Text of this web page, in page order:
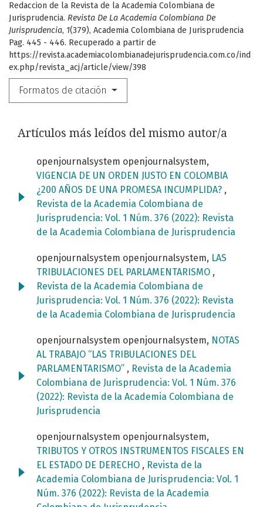
Redaccion de la Revista de la Academia Colombiana de
Jurisprudencia. Revista De La Academia Colombiana De
Jurisprudencia, 1(379), Academia Colombiana de Jurisprudencia
Pag. 445 - 446. Recuperado a partir de
https://revista.academiacolombianadejurisprudencia.com.co/ind
ex.php/revista_acj/article/view/398
Formatos de citación
Artículos más leídos del mismo autor/a
openjournalsystem openjournalsystem,
VIGENCIA DE UN ORDEN JUSTO EN COLOMBIA
¿200 AÑOS DE UNA PROMESA INCUMPLIDA? ,
Revista de la Academia Colombiana de
Jurisprudencia: Vol. 1 Núm. 376 (2022): Revista
de la Academia Colombiana de Jurisprudencia
openjournalsystem openjournalsystem, LAS
TRIBULACIONES DEL PARLAMENTARISMO ,
Revista de la Academia Colombiana de
Jurisprudencia: Vol. 1 Núm. 376 (2022): Revista
de la Academia Colombiana de Jurisprudencia
openjournalsystem openjournalsystem, NOTAS
AL TRABAJO “LAS TRIBULACIONES DEL
PARLAMENTARISMO” , Revista de la Academia
Colombiana de Jurisprudencia: Vol. 1 Núm. 376
(2022): Revista de la Academia Colombiana de
Jurisprudencia
openjournalsystem openjournalsystem,
TRIBUTOS Y OTROS INSTRUMENTOS FISCALES EN
EL ESTADO DE DERECHO , Revista de la
Academia Colombiana de Jurisprudencia: Vol. 1
Núm. 376 (2022): Revista de la Academia